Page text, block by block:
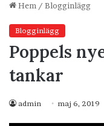
Hem / Blogginlägg
Blogginlägg
Poppels
tankar
admin maj 6, 2019